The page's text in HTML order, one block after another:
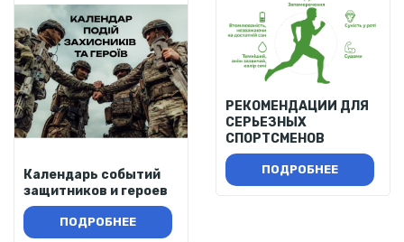
Календарь событий
защитников и героев
ПОДРОБНЕЕ
РЕКОМЕНДАЦИИ ДЛЯ
СЕРЬЕЗНЫХ
СПОРТСМЕНОВ
ПОДРОБНЕЕ